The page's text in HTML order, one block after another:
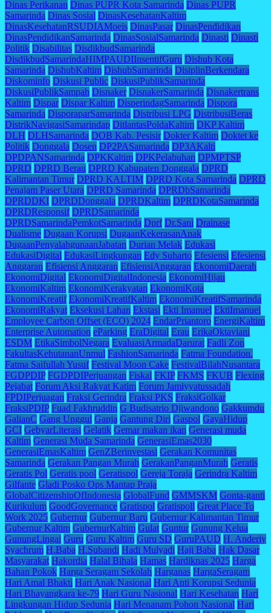
Dinas Perikanan Dinas PUPR Kota Samarinda Dinas PUPR
Samarinda Dinas Sosial DinasKesehatanKaltim
DinasKesehatanRSUDIAMoeis DinasPasar DinasPendidikan
DinasPendidikanSamarinda DinasSosialSamarinda Dinasti Dinasti
Politik Disabilitas DisdikbudSamarinda
DisdikbudSamarindaHIMPAUDIInsentifGuru Dishub Kota
Samarinda DishubKaltim DishubSamarinda DisiplinBerkendara
Diskominfo Diskusi Public DiskusiPublikSamarinda
DiskusiPublikSampah Disnaker DisnakerSamarinda Disnakertrans
Kaltim Dispar Dispar Kaltim DisperindagSamarinda Dispora
Samarinda DisporaparSamarinda Distribusi LPG DistribusiBeras
DistrikNavigasiSamarindap DitlantasPoldaKaltim DKP Kaltim
DLH DLHSamarinda DOB Kab. Pesisir Dokter Kaltim Doktet ke
Politik Donggala Dosen DP2PASamarinda DP3AKalti
DPDPANSamarinda DPKKaltim DPKPelabuhan DPMPTSP
DPRD DPRD Berau DPRD Kabupaten Donggala DPRD
Kalimantan Timur DPRD KALTIM DPRD Kota Samarinda DPRD
Penajam Paser Utara DPRD Samarinda DPRDbSamarinda
DPRDDKI DPRDDonggala DPRDKaltim DPRDKotaSamarinda
DPRDResponsif DPRDSamarinda
DPRDSamarindaPemkotSamarinda Dprf Dr.Sani Drainase
Dualisme Dugaan Korupsi DugaanKekerasanAnak
DugaanPenyalahgunaanJabatan Durian Melak Edukasi
EdukasiDigital EdukasiLingkungan Edy Suharto Efesiensi Efesiensi
Anggaran Efisiensi Anggaran EfisiensiAnggaran EkonomiDaerah
EkonomiDigital EkonomiDigitalIndonesia EkonomiHijau
EkonomiKaltim EkonomiKerakyatan EkonomiKota
EkonomiKreatif EkonomiKreatifKaltim EkonomiKreatifSamarinda
EkonomiRakyat Eksekusi Lahan Ekstasi Ekti Imanuel EktiImanuel
Employee Carbon Offset (ECO) 2024 EndarPriantoro EnergiKaltim
Enterprise Automation eParking EraDigital Erau ErikaOktaviani
ESDM EtikaSimbolNegara EvaluasiArmadaDarurat Fadli Zon
FakultasKehutananUnmul FashionSamarinda Fatma Foundation.
Fatma Saifullah Yusuf Festival Moon Cake FestivalBilahNusantara
FGDPDIP FGDPDIPerjuangan Fiskal FKIP FKMS FKUB Flexing
Pejabat Forum Aksi Rakyat Katim Forum Jamiyyatussadah
FPDIPerjuagan Fraksi Gerindra Fraksi PKS FraksiGolkar
FraksiPDIP Fuad Fakhruddin G Budisatrio Djiwandono Gakkumdu
GalianC Gang Unggul Ganja Gantung Diri Gaspol GayaHidup
GCI GebyarLiterasi Gelatik Gemar makan ikan Generasi muda
Kaltim Generasi Muda Samarinda GenerasiEmas2030
GenerasiEmasKaltim GenZBerinvestasi Gerakan Komunitas
Samarinda Gerakan Pangan Murah GerakanPanganMurah Geratis
Geratis Pol Geratis pool Geratispol Gereja Toraja Gerindra Kaltim
Gilfante Gladi Posko Ops Mantap Praja
GlobalCitizenshipOfIndonesia GlobalFund GMMSKM Gonta-ganti
Kurikulum GoodGovernance Gratispol Gratispoll Great Place To
Work 2025 Gubernur Gubernur Baru Gubernur Kalimantan Timur
Gubernur Kaltim GubernurKaltim Gulat Guntur Gunung Kelua
GunungLingai Guru Guru Kaltim Guru SD GuruPAUD H. Anderiy
Syachrum H.Baba H.Subandi Hadi Mulyadi Haji Baba Hak Dasar
Masyarakat Hakordia Halal Bihala Hamas Hardiknas 2025 Harga
Bahan Pokok Harga Seragam Sekolah Harganas HargaSeragam
Hari Amal Bhakti Hari Anak Nasional Hari Anti Korupsi Sedunia
Hari Bhayangkara ke-79 Hari Guru Nasional Hari Kesehatan Hari
Lingkungan Hidup Sedunia Hari Menanam Pohon Nasional Hari